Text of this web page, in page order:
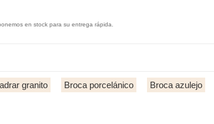
en stock para su entrega rápida.
granito Broca porcelánico Broca azulejo